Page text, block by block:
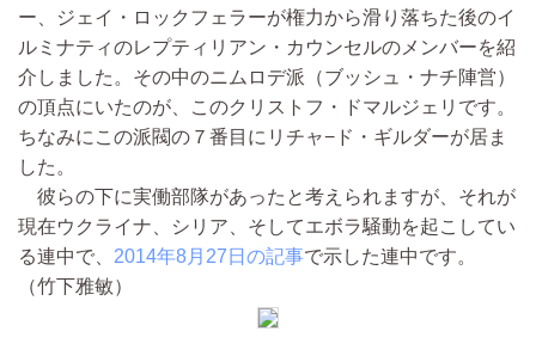
ー、ジェイ・ロックフェラーが権力から滑り落ちた後のイ
ルミナティのレプティリアン・カウンセルのメンバーを紹
介しました。その中のニムロデ派（ブッシュ・ナチ陣営）
の頂点にいたのが、このクリストフ・ドマルジェリです。
ちなみにこの派閥の７番目にリチャ−ド・ギルダーが居ま
した。
彼らの下に実働部隊があったと考えられますが、それが
現在ウクライナ、シリア、そしてエボラ騒動を起こしてい
る連中で、 2014年8月27日の記事で示した連中です。
（竹下雅敏）